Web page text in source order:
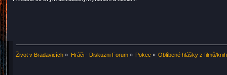
Život v Bradavicích » Hráči - Diskuzni Forum» Pokec » Oblíbené hlášky z filmů/knih